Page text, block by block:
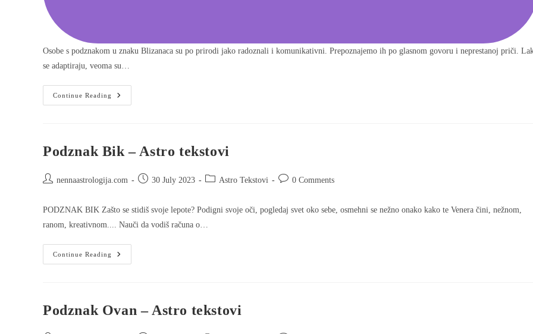
Osobe s podznakom u znaku Blizanaca su po prirodi jako radoznali i komunikativni. Prepoznajemo ih po glasnom govoru i neprestanoj priči.
se adaptiraju, veoma su…
Continue Reading
Podznak Bik – Astro tekstovi
nennaastrologija.com 30 July 2023 Astro Tekstovi 0 Comments
PODZNAK BIK Zašto se stidiš svoje lepote? Podigni svoje oči, pogledaj svet oko sebe, osmehni se nežno onako kako te Venera čini, nežnom,
ranom, kreativnom.... Nauči da vodiš računa o…
Continue Reading
Podznak Ovan – Astro tekstovi